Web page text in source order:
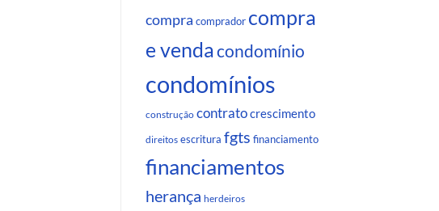
compra comprador compra
e vendacondomínio
condomínios
construção contratocrescimento
direitos escritura fgts financiamento
financiamentos
herança herdeiros